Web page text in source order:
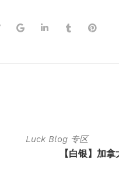
Luck Blog 专区
【白银】加